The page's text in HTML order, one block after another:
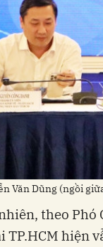
Văn Dũng (ngồi
theo Phó
TP.HCM hiện